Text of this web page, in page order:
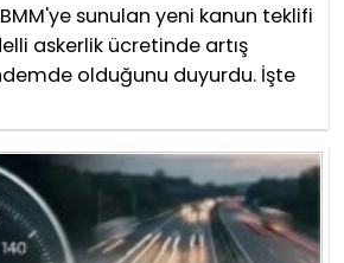
sunulan yeni kanun teklifi
askerlik ücretinde artış
olduğunu duyurdu. İşte